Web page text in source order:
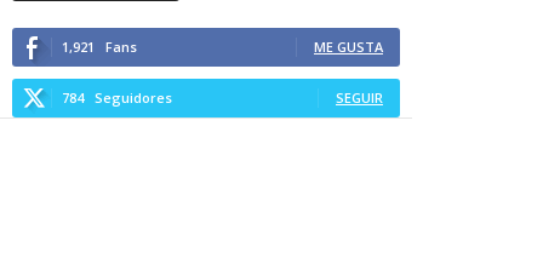
1,921 Fans ME GUSTA
784 Seguidores SEGUIR